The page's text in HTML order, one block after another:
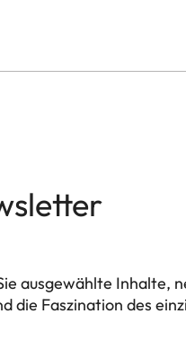
ausgewählte Inhalte,
die Faszination des